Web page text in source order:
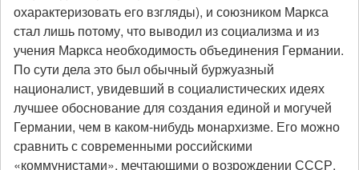
охарактеризовать его взгляды), и союзником Маркса
стал лишь потому, что выводил из социализма и из
учения Маркса необходимость объединения Германии.
По сути дела это был обычный буржуазный
националист, увидевший в социалистических идеях
лучшее обоснование для создания единой и могучей
Германии, чем в каком-нибудь монархизме. Его можно
сравнить с современными российскими
«коммунистами», мечтающими о возрождении СССР.